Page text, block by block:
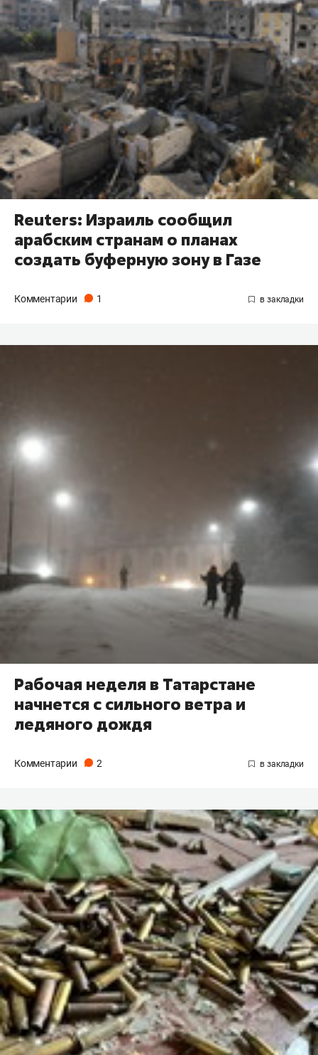
Reuters: Израиль сообщил
арабским странам о планах
создать буферную зону в Газе
Комментарии 1
Рабочая неделя в Татарстане
начнется с сильного ветра и
ледяного дождя
Комментарии 2